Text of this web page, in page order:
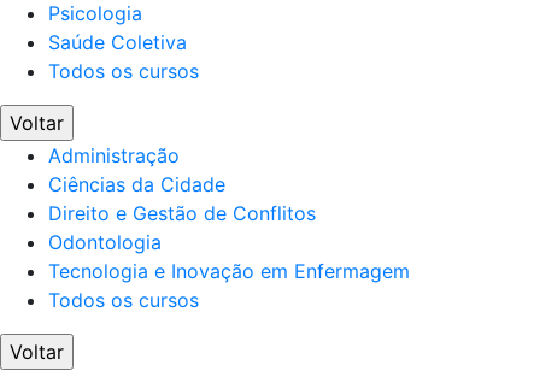
Psicologia
Saúde Coletiva
Todos os cursos
Voltar
Administração
Ciências da Cidade
Direito e Gestão de Conflitos
Odontologia
Tecnologia e Inovação em Enfermagem
Todos os cursos
Voltar